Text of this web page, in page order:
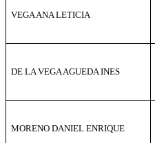
VEGA ANA LETICIA
DE LA VEGA AGUEDA INES
MORENO DANIEL ENRIQUE